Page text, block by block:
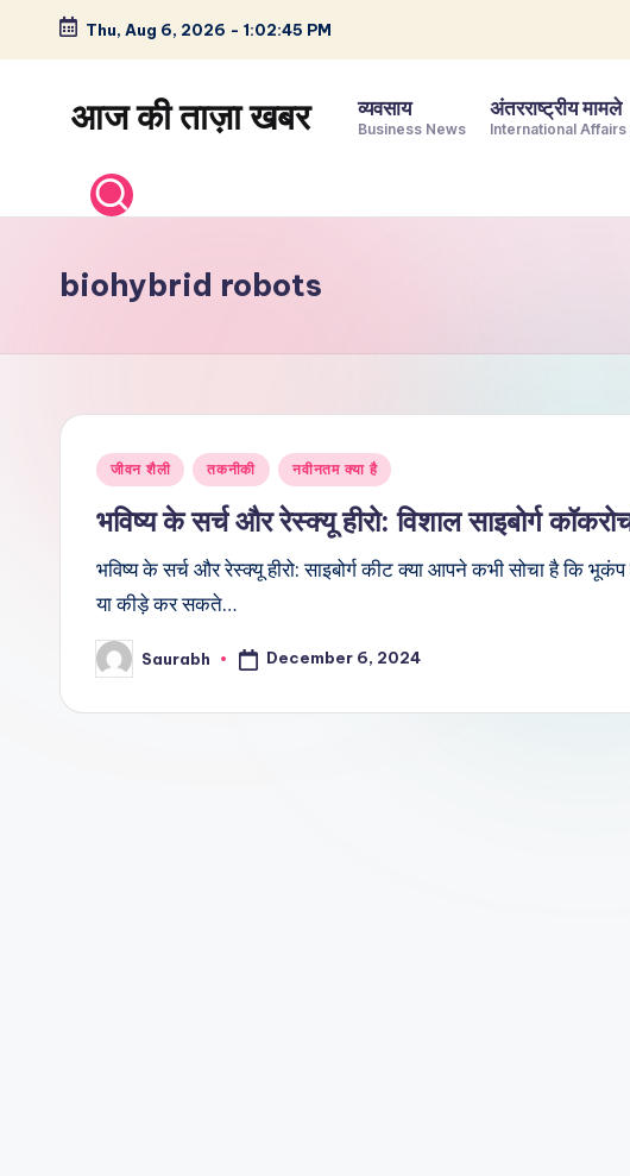
Skip
content
Thu, Aug 6, 2026 - 1:02:45 PM
आज की ताज़ा खबर
समाचार
–
और
विश्व
व्यवसाय
Business News
अंतरराष्ट्रीय मामले
International
biohybrid robots
Posted
जीवन शैली तकनीकी नवीनतम क्या है
भविष्य के सर्च और रेस्क्यू हीरो: विशाल साइबोर्ग
भविष्य के सर्च और रेस्क्यू हीरो: साइबोर्ग कीट क्या आपने कभी सोचा है कि
या कीड़े कर सकते…
Posted
by
Saurabh December 6, 2024